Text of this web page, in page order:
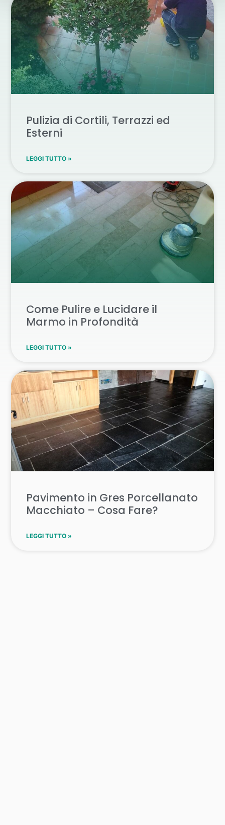
Pulizia di Cortili, Terrazzi ed
Esterni
LEGGI TUTTO »
Come Pulire e Lucidare il
Marmo in Profondità
LEGGI TUTTO »
Pavimento in Gres Porcellanato
Macchiato – Cosa Fare?
LEGGI TUTTO »